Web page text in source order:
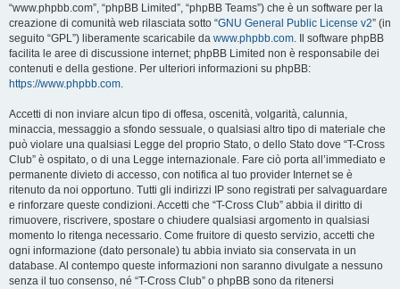
“www.phpbb.com”, “phpBB Limited”, “phpBB Teams”) che è un software per la
creazione di comunità web rilasciata sotto “GNU General Public License v2” (in
seguito “GPL”) liberamente scaricabile da www.phpbb.com. Il software phpBB
facilita le aree di discussione internet; phpBB Limited non è responsabile dei
contenuti e della gestione. Per ulteriori informazioni su phpBB:
https://www.phpbb.com.
Accetti di non inviare alcun tipo di offesa, oscenità, volgarità, calunnia,
minaccia, messaggio a sfondo sessuale, o qualsiasi altro tipo di materiale che
può violare una qualsiasi Legge del proprio Stato, o dello Stato dove “T-Cross
Club” è ospitato, o di una Legge internazionale. Fare ciò porta all’immediato e
permanente divieto di accesso, con notifica al tuo provider Internet se è
ritenuto da noi opportuno. Tutti gli indirizzi IP sono registrati per salvaguardare
e rinforzare queste condizioni. Accetti che “T-Cross Club” abbia il diritto di
rimuovere, riscrivere, spostare o chiudere qualsiasi argomento in qualsiasi
momento lo ritenga necessario. Come fruitore di questo servizio, accetti che
ogni informazione (dato personale) tu abbia inviato sia conservata in un
database. Al contempo queste informazioni non saranno divulgate a nessuno
senza il tuo consenso, né “T-Cross Club” o phpBB sono da ritenersi